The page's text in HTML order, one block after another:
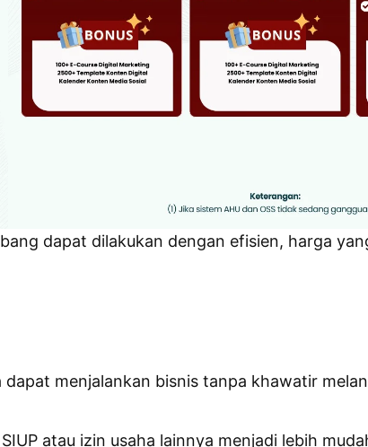
dapat dilakukan dengan efisien, harga
menjalankan bisnis tanpa khawatir
atau izin usaha lainnya menjadi lebih